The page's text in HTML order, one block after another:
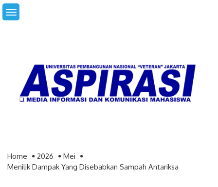
Skip
to
Home 2026
Mei
Menilik Dampak Yang Disebabkan Sampah Antariksa